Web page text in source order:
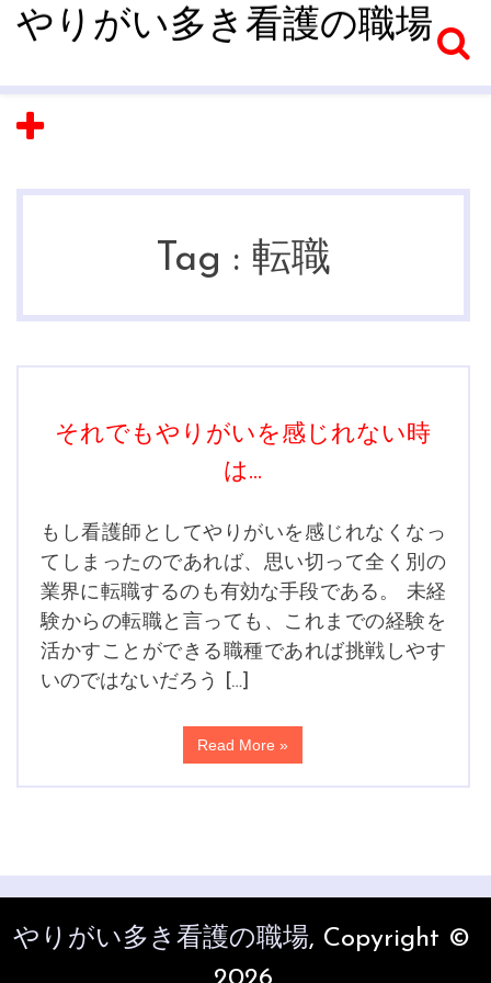
やりがい多き看護の職場
Tag : 転職
それでもやりがいを感じれない時
は…
もし看護師としてやりがいを感じれなくなっ
てしまったのであれば、思い切って全く別の
業界に転職するのも有効な手段である。 未経
験からの転職と言っても、これまでの経験を
活かすことができる職種であれば挑戦しやす
いのではないだろう […]
Read More »
やりがい多き看護の職場, Copyright ©